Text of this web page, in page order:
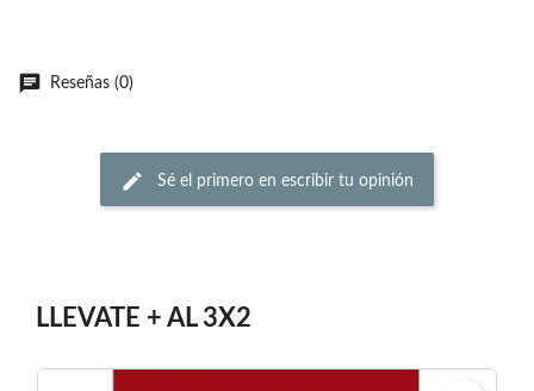
Reseñas (0)
Sé el primero en escribir tu opinión
LLEVATE + AL 3X2